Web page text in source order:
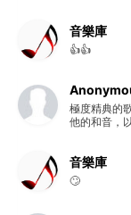
音樂庫
👍👍
極度精典的
他的和音，
音樂庫
🙄